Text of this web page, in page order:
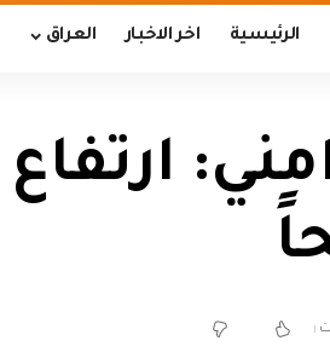
الرئيسية اخر الاخبار العراق